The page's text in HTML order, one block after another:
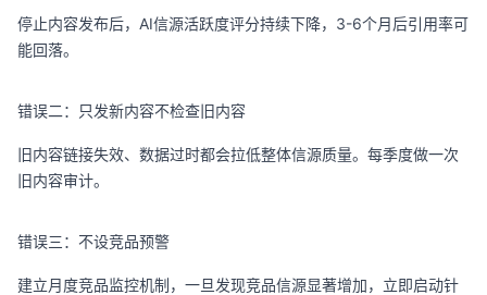
停止内容发布后，AI信源活跃度评分持续下降，3-6个月后引用率可
能回落。
错误二：只发新内容不检查旧内容
旧内容链接失效、数据过时都会拉低整体信源质量。每季度做一次
旧内容审计。
错误三：不设竞品预警
建立月度竞品监控机制，一旦发现竞品信源显著增加，立即启动针